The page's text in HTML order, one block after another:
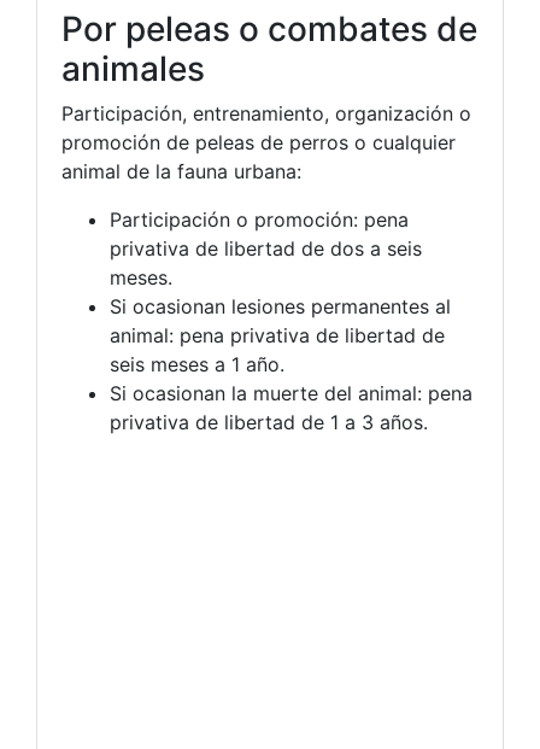
Por peleas o combates de
animales
Participación, entrenamiento, organización o
promoción de peleas de perros o cualquier
animal de la fauna urbana:
Participación o promoción: pena
privativa de libertad de dos a seis
meses.
Si ocasionan lesiones permanentes al
animal: pena privativa de libertad de
seis meses a 1 año.
Si ocasionan la muerte del animal: pena
privativa de libertad de 1 a 3 años.